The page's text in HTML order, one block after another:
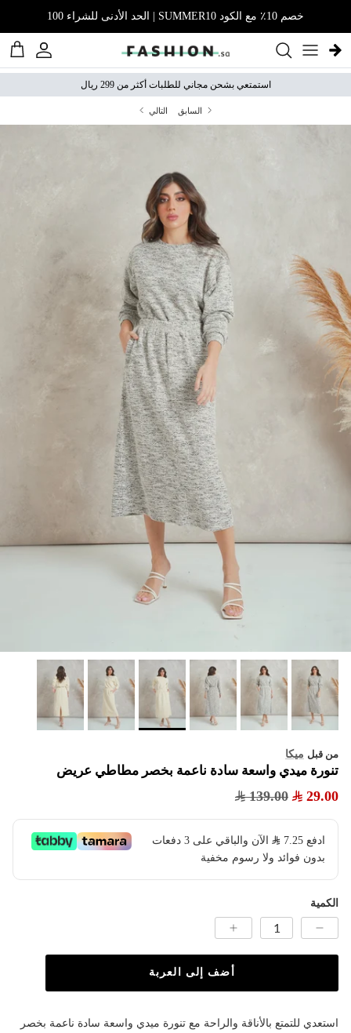
خصم 10٪ مع الكود SUMMER10 | الحد الأدنى للشراء 100
الحساب
استمتعي بشحن مجاني للطلبات أكثر من 299 ريال
السابق التالي
من قبل ميكا
تنورة ميدي واسعة سادة ناعمة بخصر مطاطي عريض
29.00
139.00
ادفع 7.25
​ الآن والباقي على 3 دفعات
بدون فوائد ولا رسوم مخفية
الكمية
أضف إلى العربة
استعدي للتمتع بالأناقة والراحة مع تنورة ميدي واسعة سادة ناعمة بخصر